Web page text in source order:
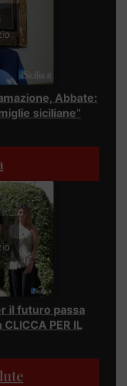
Abbate:
siciliane”
il futuro passa
PER IL